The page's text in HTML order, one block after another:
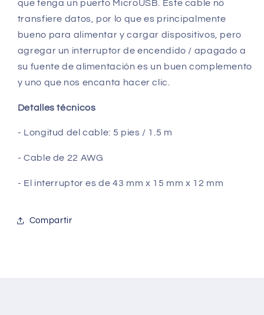
que tenga un puerto MicroUSB. Este cable no
transfiere datos, por lo que es principalmente
bueno para alimentar y cargar dispositivos, pero
agregar un interruptor de encendido / apagado a
su fuente de alimentación es un buen complemento
y uno que nos encanta hacer clic.
Detalles técnicos
- Longitud del cable: 5 pies / 1.5 m
- Cable de 22 AWG
- El interruptor es de 43 mm x 15 mm x 12 mm
Compartir